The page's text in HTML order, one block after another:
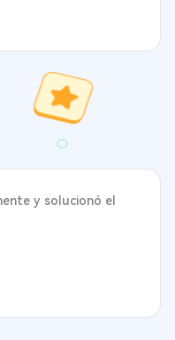
y solucionó el